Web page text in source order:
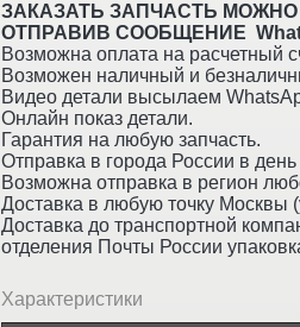
ЗАКАЗАТЬ ЗАПЧАСТЬ
ОТПРАВИВ СООБЩЕНИЕ
Возможна оплата на расчетный
Возможен наличный и
Видео детали высылаем
Онлайн показ детали.
Гарантия на любую запчасть.
Отправка в города России в день
Возможна отправка в регион
Доставка в любую точку Москвы
Доставка до транспортной
отделения Почты России
Характеристики